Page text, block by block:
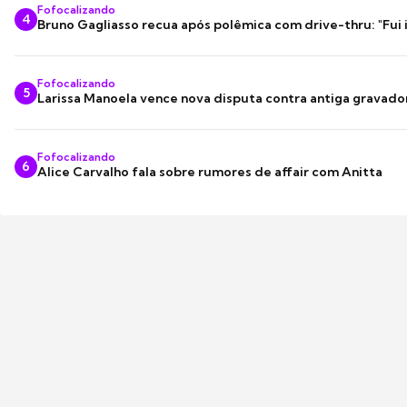
4
Fofocalizando
Bruno Gagliasso recua após polêmica com drive-thru: "Fui
5
Fofocalizando
Larissa Manoela vence nova disputa contra antiga
6
Fofocalizando
Alice Carvalho fala sobre rumores de affair com Anitta